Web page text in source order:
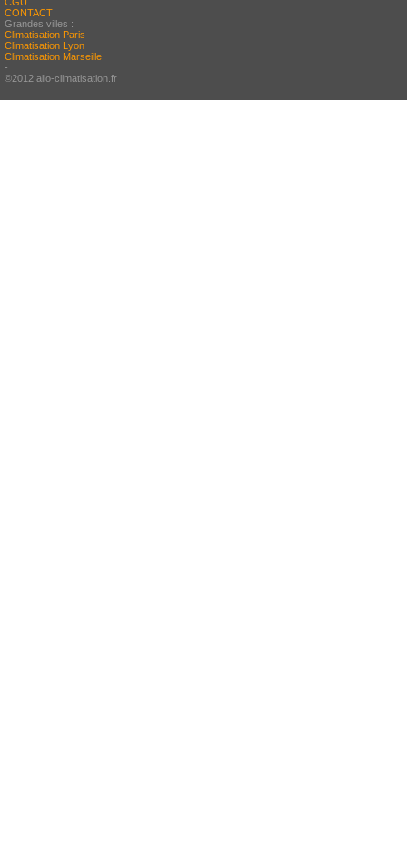
CONTACT
Grandes villes :
Climatisation Paris
Climatisation Lyon
Climatisation Marseille
-
©2012 allo-climatisation.fr